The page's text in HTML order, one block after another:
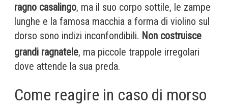
ragno casalingo, ma il suo corpo sottile, le zampe
lunghe e la famosa macchia a forma di violino sul
dorso sono indizi inconfondibili. Non costruisce
grandi ragnatele, ma piccole trappole irregolari
dove attende la sua preda.
Come reagire in caso di morso